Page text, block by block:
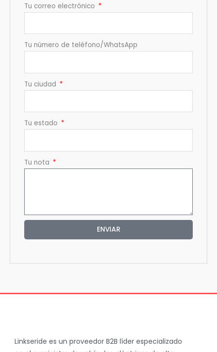
Tu correo electrónico
Tu número de teléfono/WhatsApp
Tu ciudad
Tu estado
Tu nota
ENVIAR
Linkseride es un proveedor B2B líder especializado